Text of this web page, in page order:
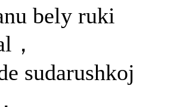
bely ruki
sudarushkoj